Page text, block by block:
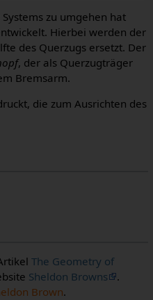
zu umgehen hat
Hierbei werden der
des Querzugs ersetzt. Der
, der als Querzugträger
Bremsarm.
die zum Ausrichten des
The Geometry of
Sheldon Browns
.
Brown.